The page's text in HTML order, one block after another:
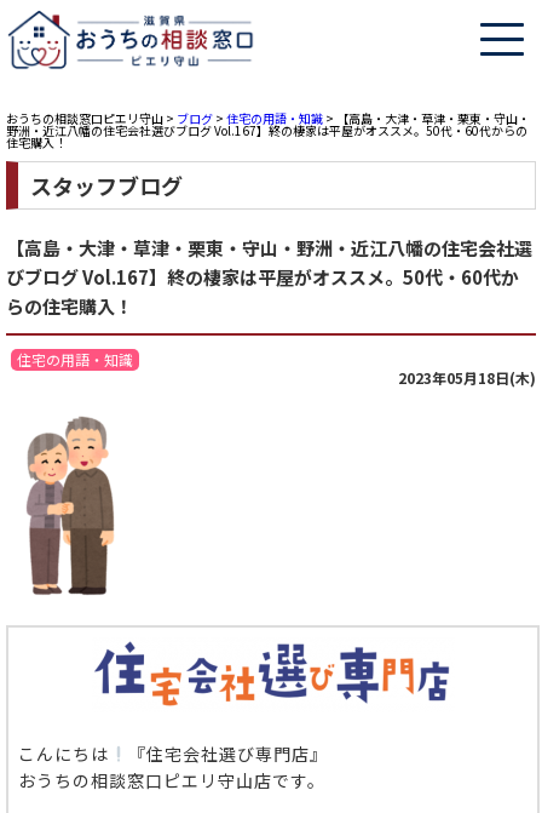
おうちの相談窓口ピエリ守山 > ブログ > 住宅の用語・知識 > 【高島・大津・草津・栗東・守山・
野洲・近江八幡の住宅会社選びブログ Vol.167】終の棲家は平屋がオススメ。50代・60代からの
住宅購入！
スタッフブログ
【高島・大津・草津・栗東・守山・野洲・近江八幡の住宅会社選
びブログ Vol.167】終の棲家は平屋がオススメ。50代・60代か
らの住宅購入！
住宅の用語・知識
2023年05月18日(木)
こんにちは
『住宅会社選び専門店』
おうちの相談窓口ピエリ守山店です。